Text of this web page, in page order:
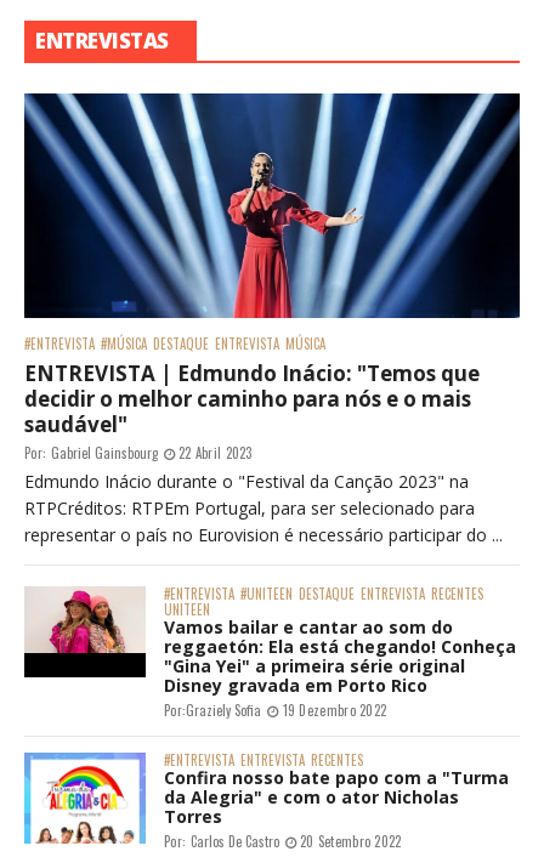
ENTREVISTAS
#ENTREVISTA #MÚSICA DESTAQUE ENTREVISTA MÚSICA
ENTREVISTA | Edmundo Inácio: "Temos que
decidir o melhor caminho para nós e o mais
saudável"
Por: Gabriel Gainsbourg 22 Abril 2023
Edmundo Inácio durante o "Festival da Canção 2023" na
RTPCréditos: RTPEm Portugal, para ser selecionado para
representar o país no Eurovision é necessário participar do ...
#ENTREVISTA #UNITEEN DESTAQUE ENTREVISTA RECENTES
UNITEEN
Vamos bailar e cantar ao som do
reggaetón: Ela está chegando! Conheça
"Gina Yei" a primeira série original
Disney gravada em Porto Rico
Por:Graziely Sofia 19 Dezembro 2022
#ENTREVISTA ENTREVISTA RECENTES
Confira nosso bate papo com a "Turma
da Alegria" e com o ator Nicholas
Torres
Por: Carlos De Castro 20 Setembro 2022